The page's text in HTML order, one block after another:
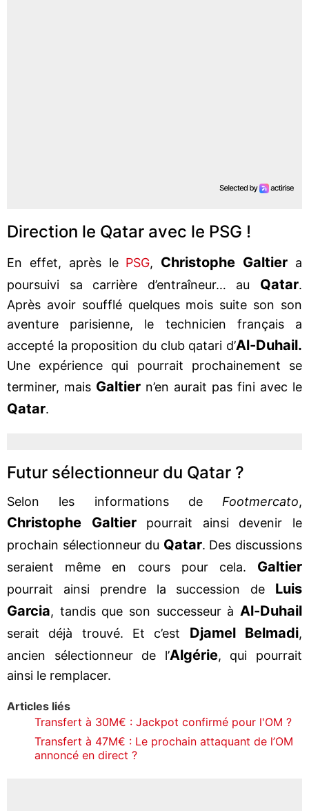
Direction le Qatar avec le PSG !
En effet, après le PSG, Christophe Galtier a
poursuivi sa carrière d’entraîneur… au Qatar.
Après avoir soufflé quelques mois suite son son
aventure parisienne, le technicien français a
accepté la proposition du club qatari d’Al-Duhail.
Une expérience qui pourrait prochainement se
terminer, mais Galtier n’en aurait pas fini avec le
Qatar.
Futur sélectionneur du Qatar ?
Selon les informations de Footmercato,
Christophe Galtierpourrait ainsi devenir le
prochain sélectionneur du Qatar. Des discussions
seraient même en cours pour cela. Galtier
pourrait ainsi prendre la succession de Luis
Garcia, tandis que son successeur à Al-Duhail
serait déjà trouvé. Et c’est Djamel Belmadi,
ancien sélectionneur de l’Algérie, qui pourrait
ainsi le remplacer.
Articles liés
Transfert à 30M€ : Jackpot confirmé pour l'OM ?
Transfert à 47M€ : Le prochain attaquant de l’OM
annoncé en direct ?